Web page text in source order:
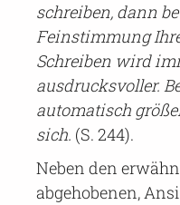
schreiben, dann
Feinstimmung
Schreiben wird
ausdrucksvoller.
automatisch
sich. (S. 244).
Neben den
abgehobenen,